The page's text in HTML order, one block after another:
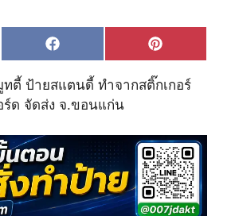
Share
on
F
a
e
b
k
Share
on
P
i
t
s
t
ตี้ ป้ายสแตนดี้ ทำจากสติ๊กเกอร์
ร์ด จัดส่ง จ.ขอนแก่น